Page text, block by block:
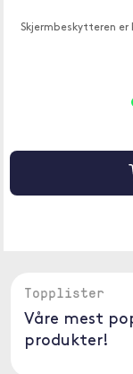
Skjermbeskytteren
Topplister
Våre mest
produkter!